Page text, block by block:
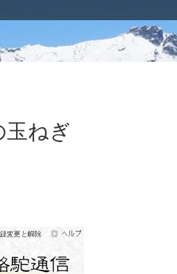
ねぎ